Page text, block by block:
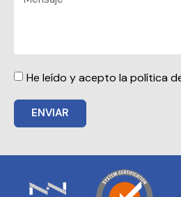
He leído y acepto la política
ENVIAR